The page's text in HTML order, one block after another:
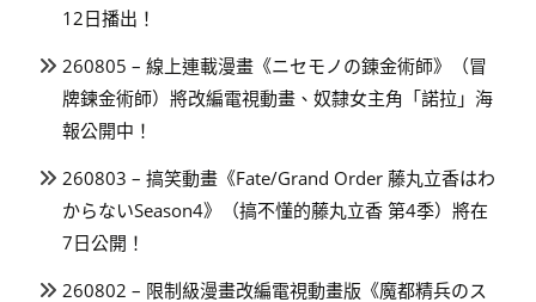
12日播出！
260805 – 線上連載漫畫《ニセモノの錬金術師》（冒
牌鍊金術師）將改編電視動畫、奴隸女主角「諾拉」海
報公開中！
260803 – 搞笑動畫《Fate/Grand Order 藤丸立香はわ
からないSeason4》（搞不懂的藤丸立香 第4季）將在
7日公開！
260802 – 限制級漫畫改編電視動畫版《魔都精兵のス